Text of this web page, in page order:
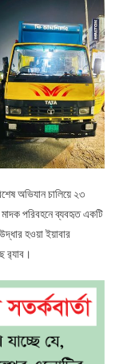
ইয়াবা
উদ্ধার,
কাভার্ড
ভ্যান
জব্দ
অভিযান চালিয়ে ২৩
পরিবহনে ব্যবহৃত একটি
হওয়া ইয়াবার
র‌্যাব।